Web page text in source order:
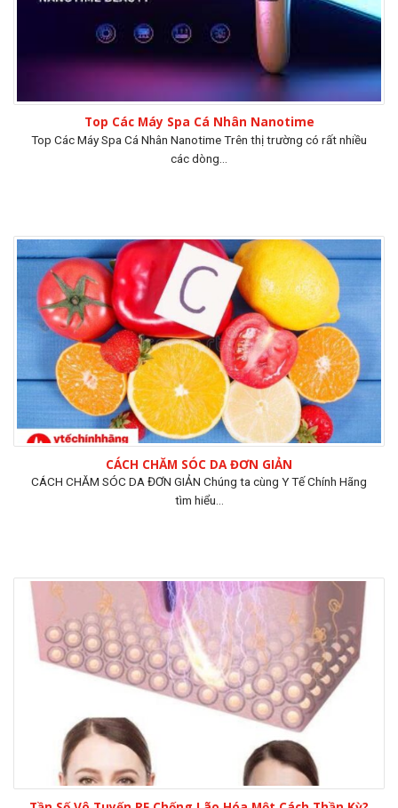
Top Các Máy Spa Cá Nhân Nanotime
Top Các Máy Spa Cá Nhân Nanotime Trên thị trường có rất nhiều
các dòng...
CÁCH CHĂM SÓC DA ĐƠN GIẢN
CÁCH CHĂM SÓC DA ĐƠN GIẢN Chúng ta cùng Y Tế Chính Hãng
tìm hiểu...